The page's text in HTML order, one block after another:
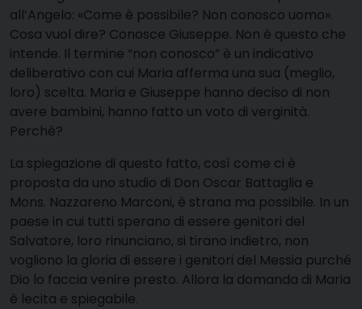
all’Angelo: «Come è possibile? Non conosco uomo».
Cosa vuol dire? Conosce Giuseppe. Non è questo che
intende. Il termine “non conosco” è un indicativo
deliberativo con cui Maria afferma una sua (meglio,
loro) scelta. Maria e Giuseppe hanno deciso di non
avere bambini, hanno fatto un voto di verginità.
Perché?
La spiegazione di questo fatto, così come ci è
proposta da uno studio di Don Oscar Battaglia e
Mons. Nazzareno Marconi, è strana ma possibile. In un
paese in cui tutti sperano di essere genitori del
Salvatore, loro rinunciano, si tirano indietro, non
vogliono la gloria di essere i genitori del Messia purché
Dio lo faccia venire presto. Allora la domanda di Maria
è lecita e spiegabile.